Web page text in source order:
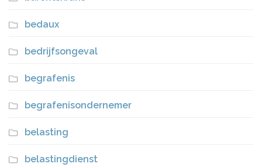
bedaux
bedrijfsongeval
begrafenis
begrafenisondernemer
belasting
belastingdienst